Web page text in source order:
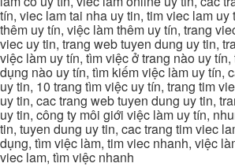
tín, viec lam tai nha uy tin, tim viec lam uy
thêm uy tín, việc làm thêm uy tín, trang
viec uy tin, trang web tuyen dung uy tin,
việc làm uy tín, tìm việc ở trang nào uy
dụng nào uy tín, tìm kiếm việc làm uy tín,
uy tin, 10 trang tìm việc uy tín, trang tim
uy tin, cac trang web tuyen dung uy tin,
uy tin, công ty môi giới việc làm uy tín,
tin, tuyen dung uy tin, cac trang tim viec
dụng, tìm việc làm, tim viec nhanh, việc
viec lam, tìm việc nhanh